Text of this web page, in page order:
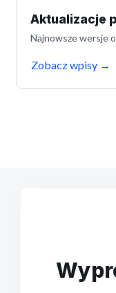
Aktualizacje
Najnowsze wersje
Zobacz wpisy →